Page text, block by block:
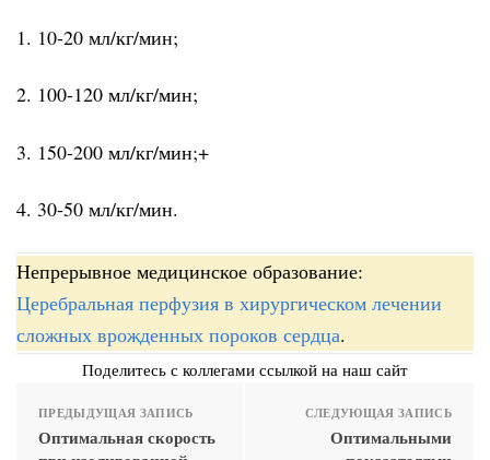
1. 10-20 мл/кг/мин;
2. 100-120 мл/кг/мин;
3. 150-200 мл/кг/мин;+
4. 30-50 мл/кг/мин.
Непрерывное медицинское образование:
Церебральная перфузия в хирургическом лечении
сложных врожденных пороков сердца.
Поделитесь с коллегами ссылкой на наш сайт
ПРЕДЫДУЩАЯ ЗАПИСЬ
Оптимальная скорость
СЛЕДУЮЩАЯ ЗАПИСЬ
Оптимальными